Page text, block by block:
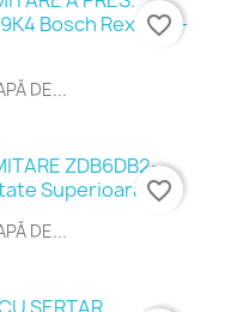
DE...
favorite_border
DE...
favorite_border